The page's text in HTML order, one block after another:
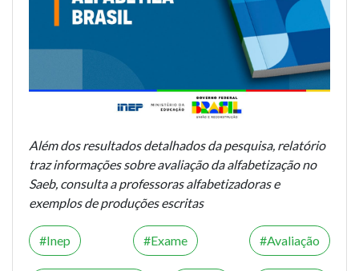
Além dos resultados detalhados da pesquisa, relatório
traz informações sobre avaliação da alfabetização no
Saeb, consulta a professoras alfabetizadoras e
exemplos de produções escritas
Inep Exame Avaliação